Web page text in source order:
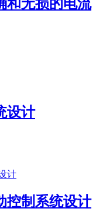
和无损的电流
设计
控制系统设计